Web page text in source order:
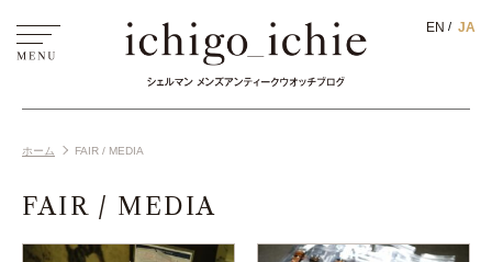
ホーム FAIR / MEDIA
FAIR / MEDIA
EN JA